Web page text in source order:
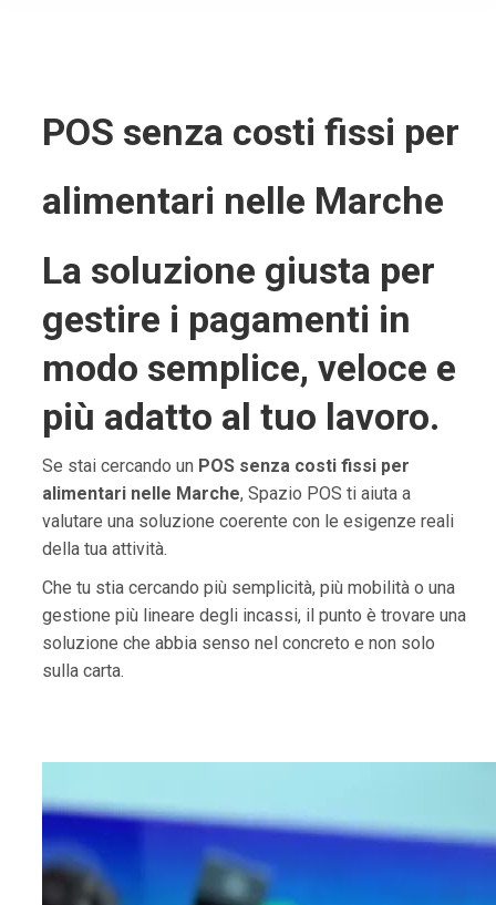
POS senza costi fissi per
alimentari nelle Marche
La soluzione giusta per
gestire i pagamenti in
modo semplice, veloce e
più adatto al tuo lavoro.
Se stai cercando un POS senza costi fissi per
alimentari nelle Marche, Spazio POS ti aiuta a
valutare una soluzione coerente con le esigenze reali
della tua attività.
Che tu stia cercando più semplicità, più mobilità o una
gestione più lineare degli incassi, il punto è trovare una
soluzione che abbia senso nel concreto e non solo
sulla carta.